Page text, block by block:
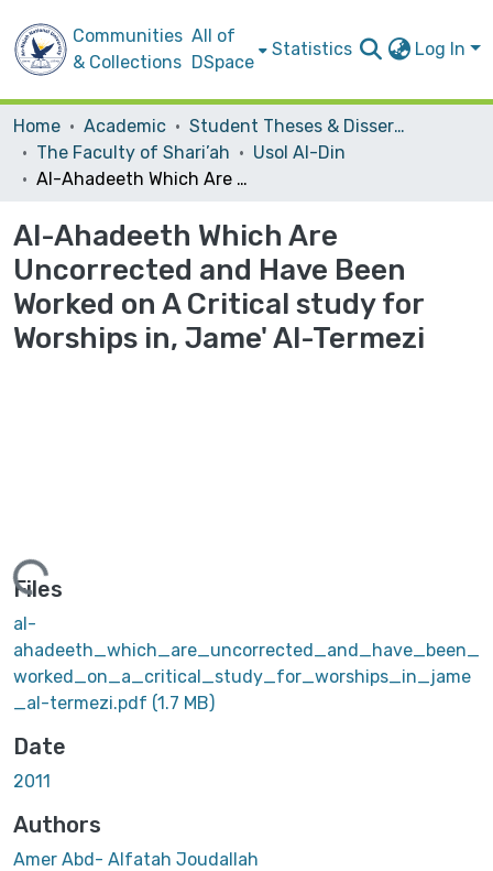
Communities
& Collections
All of
DSpace
Statistics Log In
Home Academic
Student Theses & Dissertations
The Faculty of Shari’ah
Usol Al-Din
Al-Ahadeeth Which Are Uncorrected and Have Been Worked on A Critical study for Worships in, Jame' Al-Termezi
Al-Ahadeeth Which Are
Uncorrected and Have Been
Worked on A Critical study for
Worships in, Jame' Al-Termezi
Files
al-
ahadeeth_which_are_uncorrected_and_have_been_
worked_on_a_critical_study_for_worships_in_jame
_al-termezi.pdf (1.7 MB)
Date
2011
Authors
Amer Abd- Alfatah Joudallah